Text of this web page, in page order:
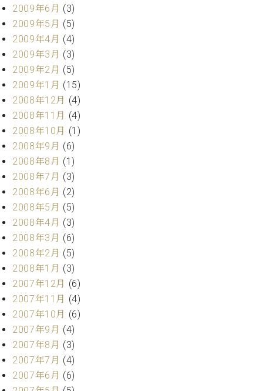
2009年6月 (3)
2009年5月 (5)
2009年4月 (4)
2009年3月 (3)
2009年2月 (5)
2009年1月 (15)
2008年12月 (4)
2008年11月 (4)
2008年10月 (1)
2008年9月 (6)
2008年8月 (1)
2008年7月 (3)
2008年6月 (2)
2008年5月 (5)
2008年4月 (3)
2008年3月 (6)
2008年2月 (5)
2008年1月 (3)
2007年12月 (6)
2007年11月 (4)
2007年10月 (6)
2007年9月 (4)
2007年8月 (3)
2007年7月 (4)
2007年6月 (6)